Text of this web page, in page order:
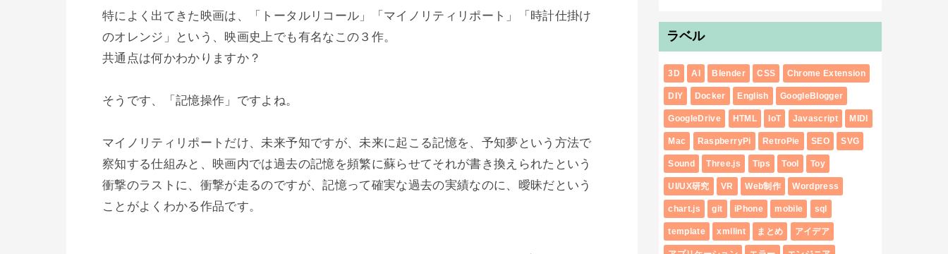
特によく出てきた映画は、「トータルリコール」「マイノリティリポート」「時計仕掛け
のオレンジ」という、映画史上でも有名なこの３作。
共通点は何かわかりますか？
そうです、「記憶操作」ですよね。
マイノリティリポートだけ、未来予知ですが、未来に起こる記憶を、予知夢という方法で
察知する仕組みと、映画内では過去の記憶を頻繁に蘇らせてそれが書き換えられたという
衝撃のラストに、衝撃が走るのですが、記憶って確実な過去の実績なのに、曖昧だという
ことがよくわかる作品です。
ラベル
3D AI Blender CSS Chrome Extension
DIY Docker English GoogleBlogger
GoogleDrive HTML IoT Javascript MIDI
Mac RaspberryPi RetroPie SEO SVG
Sound Three.js Tips Tool Toy
UI/UX研究 VR Web制作 Wordpress
chart.js git iPhone mobile sql
template xmllint まとめ アイデア